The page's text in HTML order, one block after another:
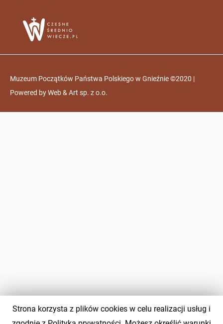
Muzeum Początków Państwa Polskiego w Gnieźnie ©2020 |
Powered byWeb & Art sp. z o.o.
Strona korzysta z plików cookies w celu realizacji usług i